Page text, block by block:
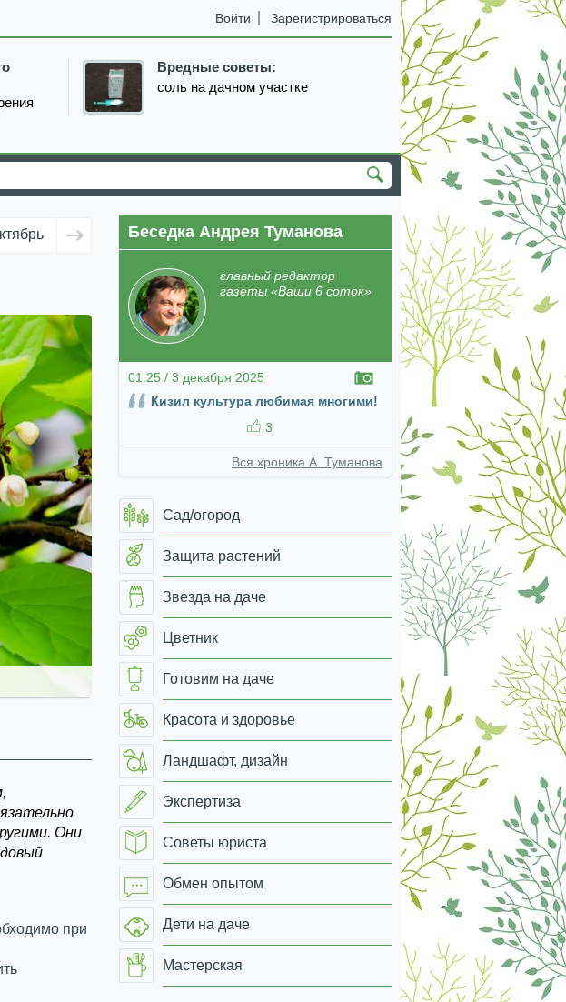
Войти Зарегистрироваться
Вредные советы:
соль на дачном участке
ноябрь декабрь январь февраль март апрель
Они
при
Беседка Андрея Туманова
главный редактор
газеты «Ваши 6 соток»
01:25 / 3 декабря 2025
Кизил культура любимая многими!
3
Вся хроника А. Туманова
Сад/огород
Защита растений
Звезда на даче
Цветник
Готовим на даче
Красота и здоровье
Ландшафт, дизайн
Экспертиза
Советы юриста
Обмен опытом
Дети на даче
Мастерская